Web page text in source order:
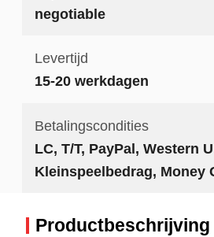
negotiable
Levertijd
15-20 werkdagen
Betalingscondities
LC, T/T, PayPal, Western
Kleinspeelbedrag, Money
Productbeschrijving